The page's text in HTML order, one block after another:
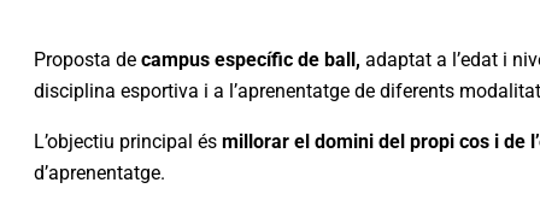
Proposta de campus específic de ball, adaptat a l’edat i
disciplina esportiva i a l’aprenentatge de diferents
L’objectiu principal és millorar el domini del propi cos i de
d’aprenentatge.